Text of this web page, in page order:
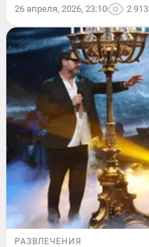
26 апреля, 2026, 23:10 2 913
РАЗВЛЕЧЕНИЯ